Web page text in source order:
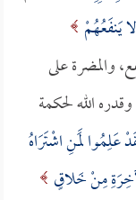
يَنفَعُهُمْ
والمضرة على
الله لحكمة
عَلِمُوا لَمَنِ اشْتَرَاهُ
مِنْ خَلاقٍ